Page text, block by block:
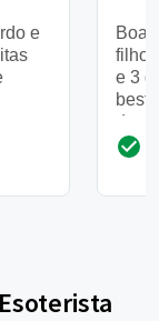
e
Boa
e 3
de